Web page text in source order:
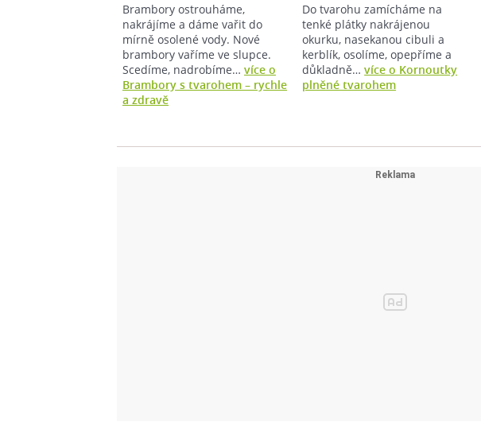
Brambory ostrouháme,
nakrájíme a dáme vařit do
mírně osolené vody. Nové
brambory vaříme ve slupce.
Scedíme, nadrobíme… více o
Brambory s tvarohem – rychle
a zdravě
Do tvarohu zamícháme na
tenké plátky nakrájenou
okurku, nasekanou cibuli a
kerblík, osolíme, opepříme a
důkladně…více o Kornoutky
plněné tvarohem